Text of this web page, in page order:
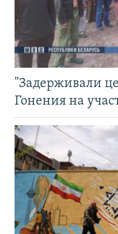
"Задерживали
Гонения на